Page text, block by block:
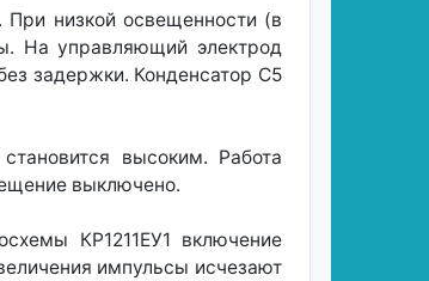
При низкой освещенности (в
На управляющий электрод
задержки. Конденсатор С5
высоким. Работа
выключено.
КР1211ЕУ1 включение
импульсы исчезают